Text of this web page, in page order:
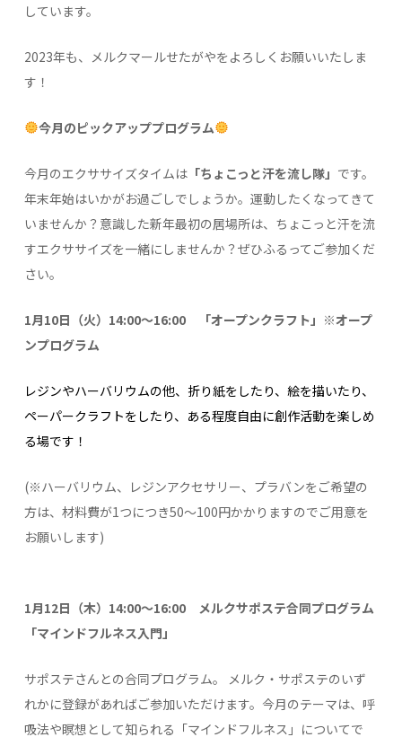
しています。
2023年も、メルクマールせたがやをよろしくお願いいたしま
す！
今月のピックアッププログラム
今月のエクササイズタイムは 「ちょこっと汗を流し隊」 です。
年末年始はいかがお過ごしでしょうか。運動したくなってきて
いませんか？意識した新年最初の居場所は、ちょこっと汗を流
すエクササイズを一緒にしませんか？ぜひふるってご参加くだ
さい。
1月10日（火）14:00～16:00
「オープンクラフト」※オープ
ンプログラム
レジンやハーバリウムの他、折り紙をしたり、絵を描いたり、
ペーパークラフトをしたり、ある程度自由に創作活動を楽しめ
る場です！
(※ハーバリウム、レジンアクセサリー、プラバンをご希望の
方は、材料費が1つにつき50～100円かかりますのでご用意を
お願いします)
1月12日（木）14:00～16:00 メルクサポステ合同プログラム
「マインドフルネス入門」
サポステさんとの合同プログラム。 メルク・サポステのいず
れかに登録があればご参加いただけます。今月のテーマは、呼
吸法や瞑想として知られる「マインドフルネス」についてで